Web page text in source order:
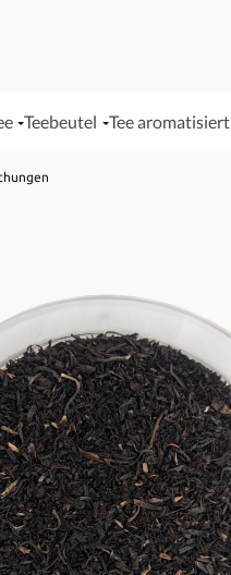
Teebeutel Tee aromatisiert